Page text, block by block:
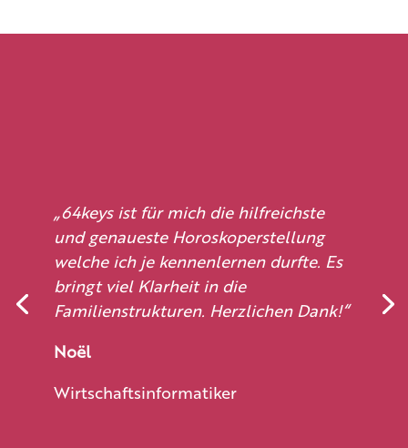
„64keys ist für mich die hilfreichste
und genaueste Horoskoperstellung
welche ich je kennenlernen durfte. Es
bringt viel Klarheit in die
Familienstrukturen. Herzlichen Dank!“
Noël
Wirtschaftsinformatiker